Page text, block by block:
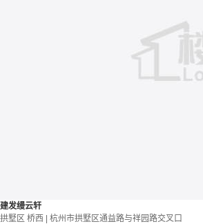
建发缦云轩
拱墅区 桥西 | 杭州市拱墅区通益路与祥园路交叉口